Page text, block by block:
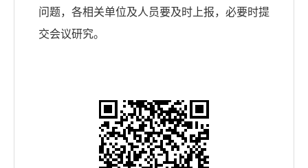
问题，各相关单位及人员要及时上报，必要时提
交会议研究。